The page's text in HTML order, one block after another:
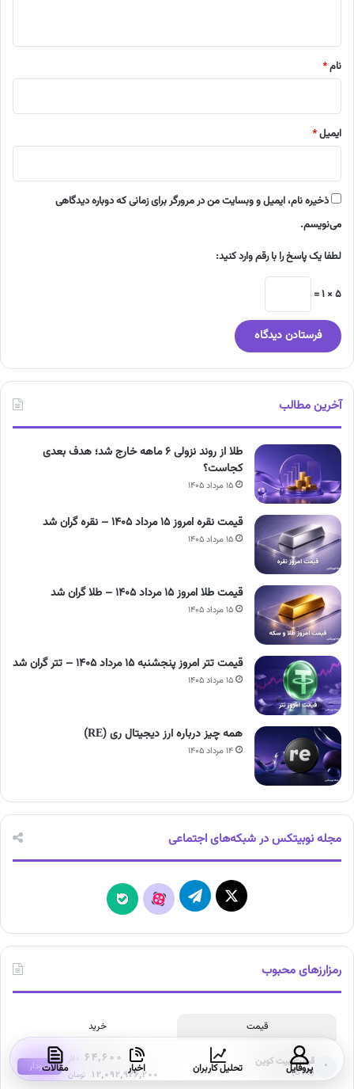
نام*
ایمیل*
ذخیره نام، ایمیل و وبسایت من در مرورگر برای زمانی که دوباره دیدگاهی
می‌نویسم.
لطفا یک پاسخ را با رقم وارد کنید:
5 × 1 =
آخرین مطالب
طلا از روند نزولی ۶ ماهه خارج شد؛ هدف بعدی
کجاست؟
۱۵ مرداد ۱۴۰۵
قیمت نقره امروز ۱۵ مرداد ۱۴۰۵ – نقره گران شد
۱۵ مرداد ۱۴۰۵
قیمت طلا امروز ۱۵ مرداد ۱۴۰۵ – طلا گران شد
۱۵ مرداد ۱۴۰۵
قیمت تتر امروز پنجشنبه ۱۵ مرداد ۱۴۰۵ – تتر گران شد
۱۵ مرداد ۱۴۰۵
همه چیز درباره ارز دیجیتال ری (RE)
۱۴ مرداد ۱۴۰۵
مجله نوبیتکس در شبکه‌های اجتماعی
X تلگرام آپارات بله
رمزارزهای محبوب
قیمت خرید
• قیمت بیت کوین
(BTC)
۶۴,۶۰۰ دلار
۱۲,۰۹۲,۹۲۶,۲۰۰ تومان
نمودار پروفایل تحلیل کاربران اخبار مقالات